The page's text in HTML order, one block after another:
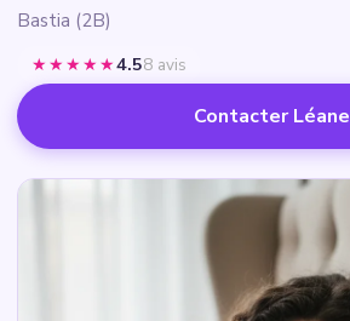
Bastia (2B)
★★★★★4.58 avis
Contacter Léane